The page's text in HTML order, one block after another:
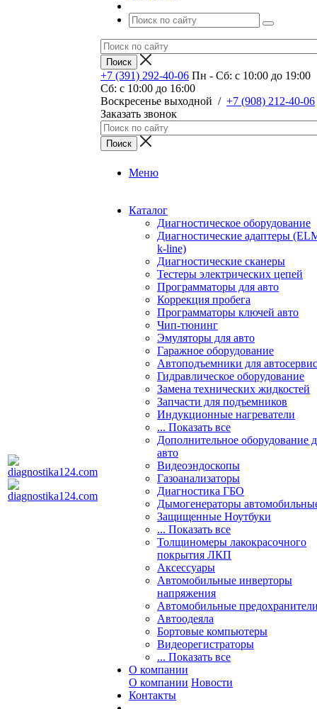
+7 (391) 292-40-06 Пн - Сб: c 10:00 до 19:00
Сб: c 10:00 до 16:00
​Воскресенье выходной / +7 (908) 212-40-06
Заказать звонок
Меню
Каталог
Диагностическое оборудование
Диагностические адаптеры
k-line)
Диагностические сканеры
Тестеры электрических цепей
Программаторы для авто
Коррекция пробега
Программаторы ключей авто
Чип-тюнинг
Эмуляторы для авто
Гаражное оборудование
Автоподъемники для
Гидравлическое оборудование
Замена технических жидкостей
Запчасти для подъемников
Индукционные нагреватели
... Показать все
Дополнительное оборудование
авто
Видеоэндоскопы
Газоанализаторы
Диагностика ГБО
Дымогенераторы
Защищенные Ноутбуки
... Показать все
Толщиномеры лакокрасочного
покрытия ЛКП
Аксессуары
Автомобильные инверторы
напряжения
Автомобильные
Автоодеяла
Бортовые компьютеры
Видеорегистраторы
... Показать все
О компании
О компании Новости
Контакты